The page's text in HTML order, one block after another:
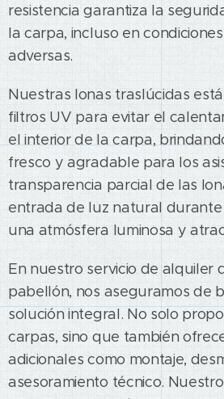
resistencia garantiza la
la carpa, incluso en
adversas.
Nuestras lonas traslúcidas
filtros UV para evitar el
el interior de la carpa,
fresco y agradable para los
transparencia parcial de las
entrada de luz natural
una atmósfera luminosa y
En nuestro servicio de alquiler
pabellón, nos aseguramos de
solución integral. No solo
carpas, sino que también
adicionales como montaje,
asesoramiento técnico.